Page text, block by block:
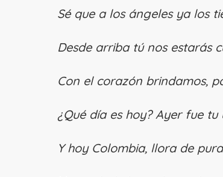
Sé que a los ángeles ya los
Desde arriba tú nos estarás
Con el corazón brindamos,
¿Qué día es hoy? Ayer fue
Y hoy Colombia, llora de